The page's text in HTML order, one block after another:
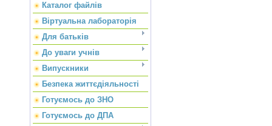
Каталог файлів
Віртуальна лабораторія
Для батьків
До уваги учнів
Випускники
Безпека життєдіяльності
Готуємось до ЗНО
Готуємось до ДПА